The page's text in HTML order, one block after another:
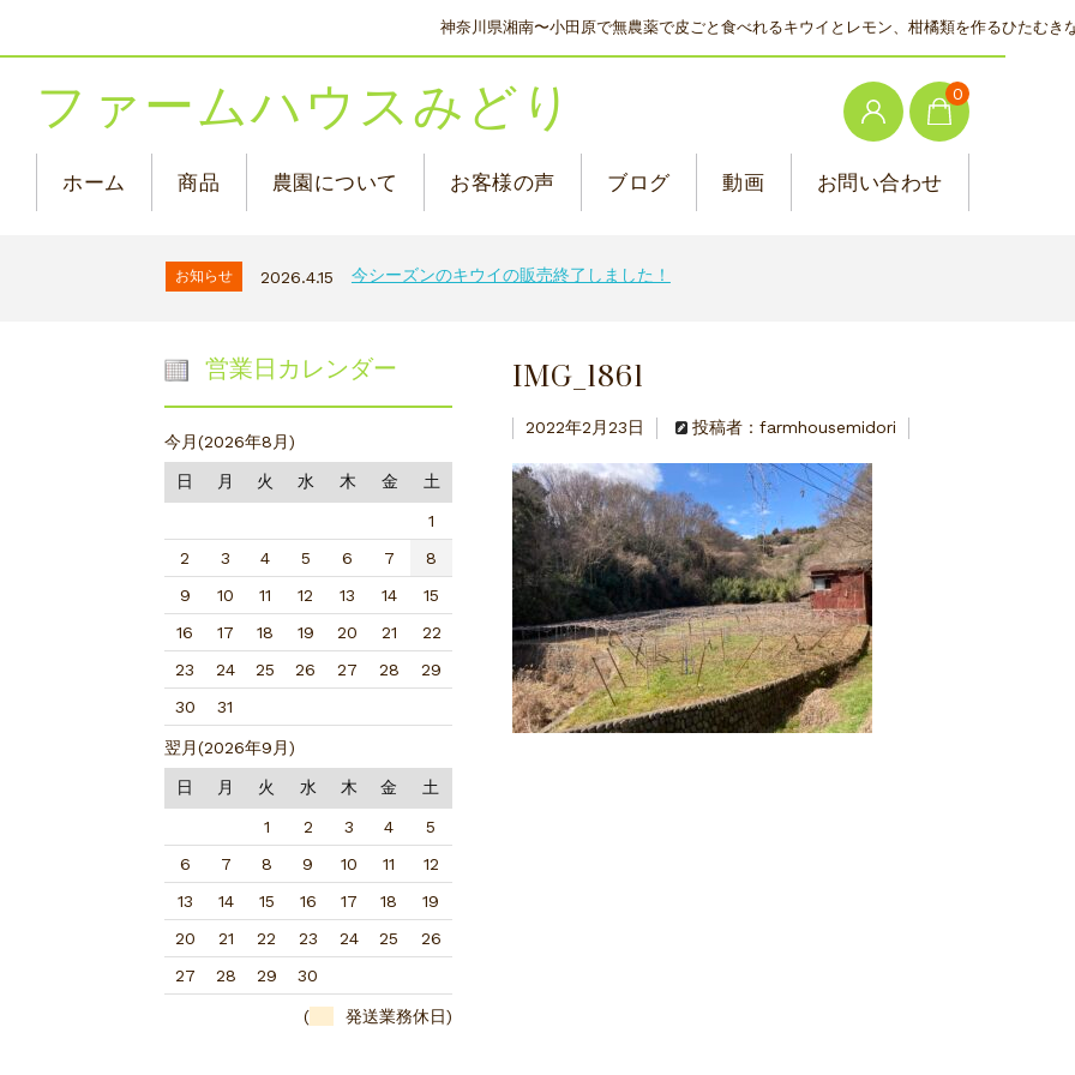
神奈川県湘南〜小田原で無農薬で皮ごと食べれるキウイとレモン、柑橘類を作るひたむき
ファームハウスみどり 0
ホーム 商品 農園について お客様の声 ブログ 動画 お問い合わせ
お知らせ 2026.4.15 今シーズンのキウイの販売終了しました！
IMG_1861
2022年2月23日 投稿者：farmhousemidori
営業日カレンダー
今月(2026年8月)
日 月 火 水 木 金 土
1
2
3 4 5 6 7
8
9
10 11 12 13 14
15
16
17 18 19 20 21
22
23
24 25 26 27 28
29
30
31
翌月(2026年9月)
日 月 火 水 木 金 土
1 2 3 4
5
6
7 8 9 10 11
12
13
14 15 16 17 18
19
20
21 22 23 24 25
26
27
28 29 30
( 発送業務休日)